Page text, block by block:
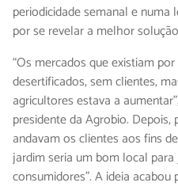
periodicidade semanal e
por se revelar a melhor
“Os mercados que existiam
desertificados, sem clientes,
agricultores estava a
presidente da Agrobio.
andavam os clientes aos fins
jardim seria um bom local
consumidores”. A ideia